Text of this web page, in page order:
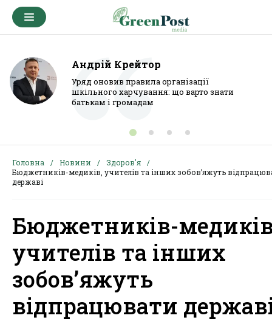
Андрій Крейтор
Уряд оновив правила організації
шкільного харчування: що варто знати
батькам і громадам
Головна Новини
Здоров'я
Бюджетників-медиків, учителів та інших зобов’яжуть
державі
Бюджетників-
учителів та інших
зобов’яжуть
відпрацювати